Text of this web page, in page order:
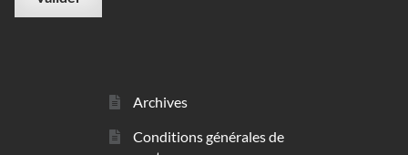
Archives
Conditions générales de